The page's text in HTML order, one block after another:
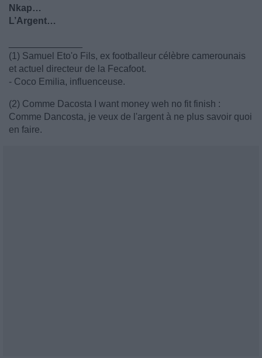
Nkap…
L’Argent…
(1) Samuel Eto'o Fils, ex footballeur célèbre camerounais
et actuel directeur de la Fecafoot.
- Coco Emilia, influenceuse.
(2) Comme Dacosta I want money weh no fit finish :
Comme Dancosta, je veux de l'argent à ne plus savoir quoi
en faire.